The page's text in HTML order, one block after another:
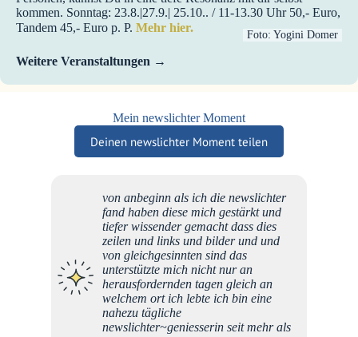
kommen. Sonntag: 23.8.|27.9.| 25.10.. / 11-13.30 Uhr 50,- Euro,
Tandem 45,- Euro p. P. Mehr hier.
Foto: Yogini Domer
Weitere Veranstaltungen
Mein newslichter Moment
Deinen newslichter Moment teilen
von anbeginn als ich die newslichter
fand haben diese mich gestärkt und
tiefer wissender gemacht dass dies
zeilen und links und bilder und und
von gleichgesinnten sind das
unterstützte mich nicht nur an
herausfordernden tagen gleich an
welchem ort ich lebte ich bin eine
nahezu tägliche
newslichter~geniesserin seit mehr als